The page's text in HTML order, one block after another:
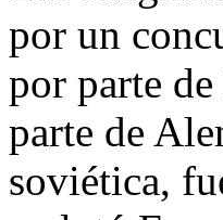
por un
por parte
parte de
soviética,